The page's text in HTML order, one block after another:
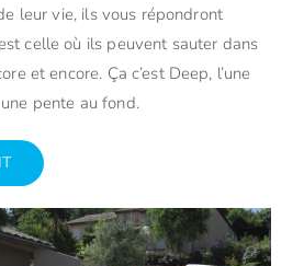
leur vie, ils vous répondront
celle où ils peuvent sauter dans
et encore. Ça c’est Deep, l’une
pente au fond.